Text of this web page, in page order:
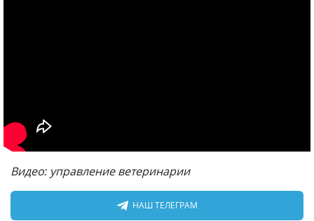
Видео: управление ветеринарии
НАШ ТЕЛЕГРАМ